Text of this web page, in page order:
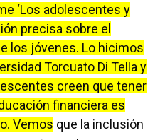
‘Los adolescentes y
precisa sobre el
los jóvenes. Lo hicimos
Torcuato Di Tella y
creen que tener
financiera es
Vemos que la inclusión